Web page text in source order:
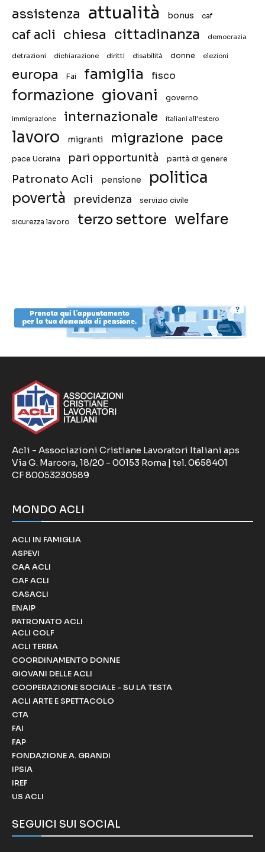
assistenza attualità bonus caf
caf acli chiesa cittadinanza democrazia
detrazioni dichiarazione diritti disabilità donne elezioni
europa Fai famiglia fisco
formazione giovani governo
immigrazione internazionale italiani all'estero
lavoro migranti migrazione pace
pace Ucraina pari opportunità parità di genere
Patronato Acli pensione politica
povertà previdenza servizio civile
sicurezza lavoro terzo settore welfare
Acli - Associazioni Cristiane Lavoratori Italiani aps
Via G. Marcora, 18/20 - 00153 Roma | tel. 0658401
CF 80053230589
MONDO ACLI
ACLI IN FAMIGLIA
ASPEVI
CAA ACLI
CAF ACLI
CASACLI
ENAIP
PATRONATO ACLI
ACLI COLF
ACLI TERRA
COORDINAMENTO DONNE
GIOVANI DELLE ACLI
COOPERAZIONE SOCIALE - SU LA TESTA
ACLI ARTE E SPETTACOLO
CTA
FAI
FAP
FONDAZIONE A. GRANDI
IPSIA
IREF
US ACLI
SEGUICI SUI SOCIAL